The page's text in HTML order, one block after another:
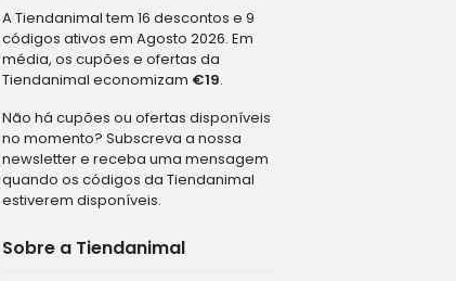
A Tiendanimal tem 16 descontos e 9
códigos ativos em Agosto 2026. Em
média, os cupões e ofertas da
Tiendanimal economizam €19.
Não há cupões ou ofertas disponíveis
no momento? Subscreva a nossa
newsletter e receba uma mensagem
quando os códigos da Tiendanimal
estiverem disponíveis.
Sobre a Tiendanimal